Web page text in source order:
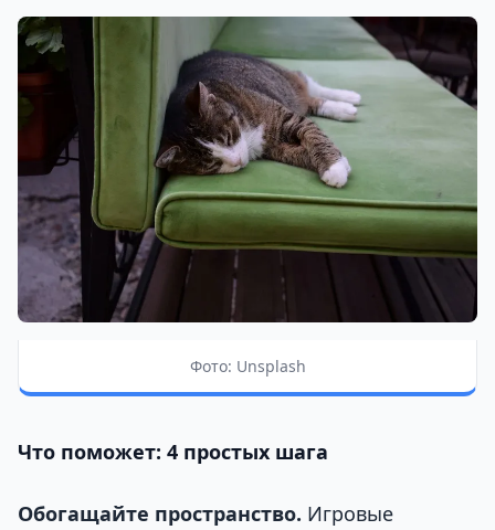
Фото: Unsplash
Что поможет: 4 простых шага
Обогащайте пространство. Игровые